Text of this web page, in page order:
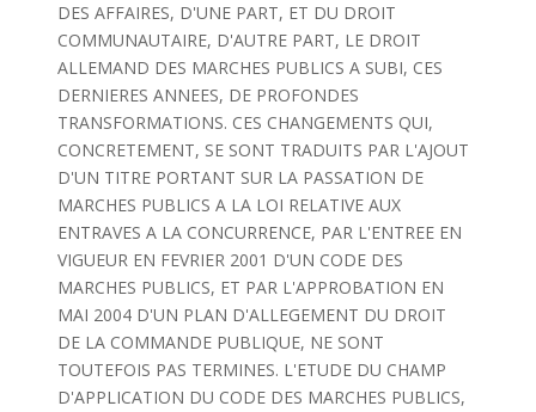
DES AFFAIRES, D'UNE PART, ET DU DROIT
COMMUNAUTAIRE, D'AUTRE PART, LE DROIT
ALLEMAND DES MARCHES PUBLICS A SUBI, CES
DERNIERES ANNEES, DE PROFONDES
TRANSFORMATIONS. CES CHANGEMENTS QUI,
CONCRETEMENT, SE SONT TRADUITS PAR L'AJOUT
D'UN TITRE PORTANT SUR LA PASSATION DE
MARCHES PUBLICS A LA LOI RELATIVE AUX
ENTRAVES A LA CONCURRENCE, PAR L'ENTREE EN
VIGUEUR EN FEVRIER 2001 D'UN CODE DES
MARCHES PUBLICS, ET PAR L'APPROBATION EN
MAI 2004 D'UN PLAN D'ALLEGEMENT DU DROIT
DE LA COMMANDE PUBLIQUE, NE SONT
TOUTEFOIS PAS TERMINES. L'ETUDE DU CHAMP
D'APPLICATION DU CODE DES MARCHES PUBLICS,